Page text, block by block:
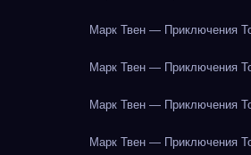
Марк Твен — Приключения
Марк Твен — Приключения
Марк Твен — Приключения
Марк Твен — Приключения